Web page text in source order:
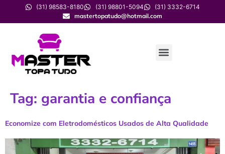
(31) 98583-8180 (31) 98801-5094
(31) 3332-6714
mastertopatudo@hotmail.com
Tag: garantia e confiança
Economize com Eletrodomésticos Usados de Alta Qualidade